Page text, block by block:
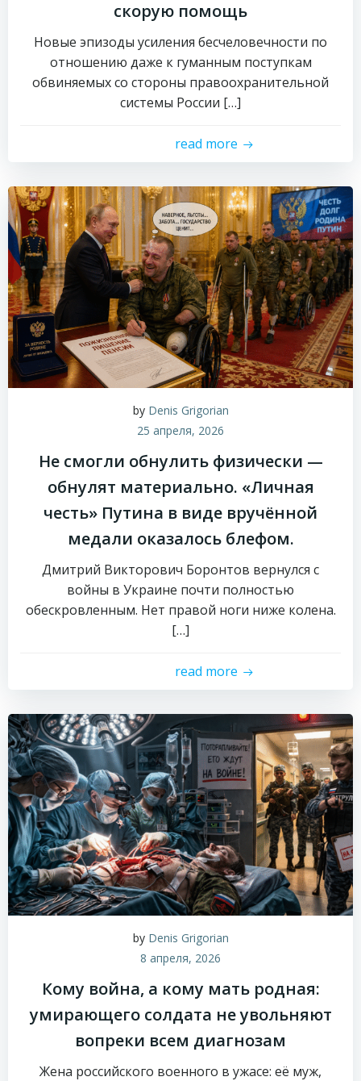
скорую помощь
Новые эпизоды усиления бесчеловечности по
отношению даже к гуманным поступкам
обвиняемых со стороны правоохранительной
системы России […]
read more
by Denis Grigorian
25 апреля, 2026
Не смогли обнулить физически —
обнулят материально. «Личная
честь» Путина в виде вручённой
медали оказалось блефом.
Дмитрий Викторович Боронтов вернулся с
войны в Украине почти полностью
обескровленным. Нет правой ноги ниже колена.
[…]
read more
by Denis Grigorian
8 апреля, 2026
Кому война, а кому мать родная:
умирающего солдата не увольняют
вопреки всем диагнозам
Жена российского военного в ужасе: её муж,